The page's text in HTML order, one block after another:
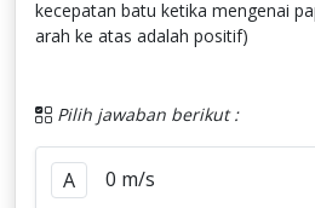
kecepatan batu ketika mengenai
arah ke atas adalah positif)
Pilih jawaban berikut :
A 0 m/s